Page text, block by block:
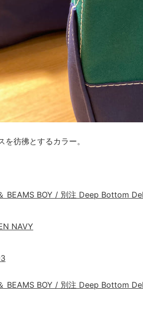
彷彿とするカラー。
BEAMS BOY / 別注 Deep Bottom
NAVY
BEAMS BOY / 別注 Deep Bottom